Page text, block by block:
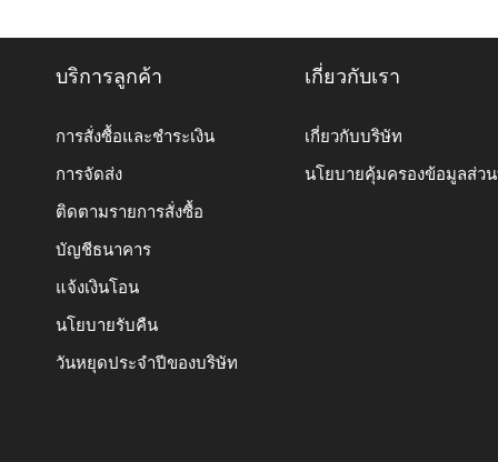
บริการลูกค้า
การสั่งซื้อและชำระเงิน
การจัดส่ง
ติดตามรายการสั่งซื้อ
บัญชีธนาคาร
แจ้งเงินโอน
นโยบายรับคืน
วันหยุดประจำปีของบริษัท
เกี่ยวกับเรา
เกี่ยวกับบริษัท
นโยบายคุ้มครองข้อมูลส่ว